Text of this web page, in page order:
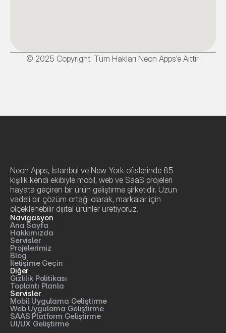
© 2025 Copyright. Tüm Hakları Neon Apps'e Aittir.
Neon Apps, İstanbul ve New York ofislerinde 85
kişilik kendi ekibiyle mobil, web ve SaaS projeleri
hayata geçiren bir ürün geliştirme şirketidir. Uzun
vadeli bir çözüm ortağı olarak, markalar için
ölçeklenebilir dijital ürünler üretiyoruz.
Navigasyon
Ana Sayfa
Hakkımızda
Servisler
Projelerimiz
Blog
İletişime Geçin
Diğer
Gizlilik Politikası
Toplantı Planla
Servisler
Mobil Uygulama Geliştirme
Web Uygulama Geliştirme
SAAS Platform Geliştirme
UI/UX Geliştirme